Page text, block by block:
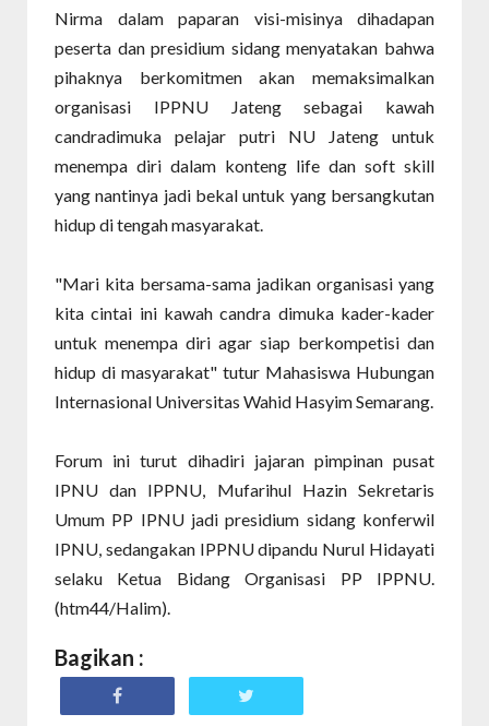
Nirma dalam paparan visi-misinya dihadapan
peserta dan presidium sidang menyatakan bahwa
pihaknya berkomitmen akan memaksimalkan
organisasi IPPNU Jateng sebagai kawah
candradimuka pelajar putri NU Jateng untuk
menempa diri dalam konteng life dan soft skill
yang nantinya jadi bekal untuk yang bersangkutan
hidup di tengah masyarakat.
"Mari kita bersama-sama jadikan organisasi yang
kita cintai ini kawah candra dimuka kader-kader
untuk menempa diri agar siap berkompetisi dan
hidup di masyarakat" tutur Mahasiswa Hubungan
Internasional Universitas Wahid Hasyim Semarang.
Forum ini turut dihadiri jajaran pimpinan pusat
IPNU dan IPPNU, Mufarihul Hazin Sekretaris
Umum PP IPNU jadi presidium sidang konferwil
IPNU, sedangakan IPPNU dipandu Nurul Hidayati
selaku Ketua Bidang Organisasi PP IPPNU.
(htm44/Halim).
Bagikan :